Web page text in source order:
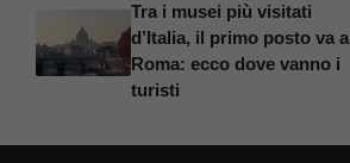
Tra i musei più visitati
d’Italia, il primo posto va a
Roma: ecco dove vanno i
turisti